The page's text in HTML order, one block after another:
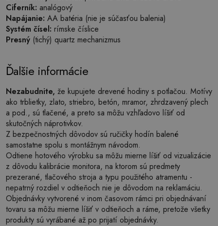
Ciferník: analógový
Napájanie: AA batéria (nie je súčasťou balenia)
Systém čísel: rímske číslice
Presný (tichý) quartz mechanizmus
Ďalšie informácie
Nezabudnite, že kupujete drevené hodiny s potlačou. Motívy
ako trblietky, zlato, striebro, betón, mramor, zhrdzavený plech
a pod., sú tlačené, a preto sa môžu vzhľadovo líšiť od
skutočných náprotivkov.
Z bezpečnostných dôvodov sú ručičky hodín balené
samostatne spolu s montážnym návodom.
Odtiene hotového výrobku sa môžu mierne líšiť od vizualizácie
z dôvodu kalibrácie monitora, na ktorom sú predmety
prezerané, tlačového stroja a typu použitého atramentu -
nepatrný rozdiel v odtieňoch nie je dôvodom na reklamáciu.
Objednávky vytvorené v inom časovom rámci pri objednávaní
tovaru sa môžu mierne líšiť v odtieňoch a ráme, pretože všetky
produkty sú vyrábané až po prijatí objednávky.